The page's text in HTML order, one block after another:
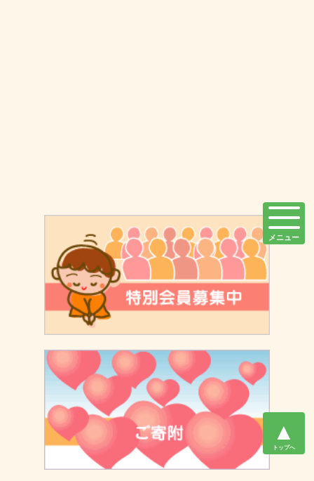
メニュー
▲
トップへ